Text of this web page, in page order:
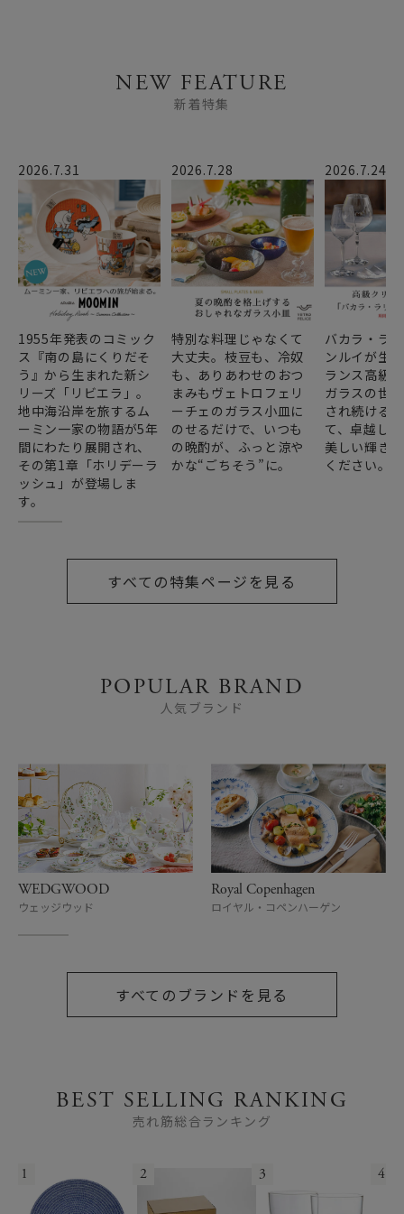
NEW FEATURE
新着特集
2026.7.31
1955年発表のコミック
ス『南の島にくりだそ
う』から生まれた新シ
リーズ「リビエラ」。
地中海沿岸を旅するム
ーミン一家の物語が5年
間にわたり展開され、
その第1章「ホリデーラ
ッシュ」が登場しま
す。
2026.7.28
特別な料理じゃなくて
大丈夫。枝豆も、冷奴
も、ありあわせのおつ
まみもヴェトロフェリ
ーチェのガラス小皿に
のせるだけで、いつも
の晩酌が、ふっと涼や
かな“ごちそう”に。
2026.7.24
バカラ・ラ
ンルイが生
ランス高級
ガラスの世
され続ける
て、卓越し
美しい輝き
ください。
すべての特集ページを見る
POPULAR BRAND
人気ブランド
WEDGWOOD
ウェッジウッド
Royal Copenhagen
ロイヤル・コペンハーゲン
すべてのブランドを見る
BEST SELLING RANKING
売れ筋総合ランキング
1 2 3 4